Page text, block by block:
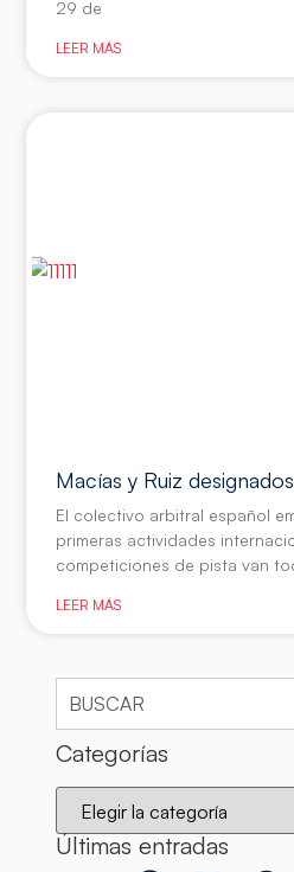
29 de
LEER MÁS
Macías y Ruiz
El colectivo arbitral español
primeras actividades
competiciones de pista van
LEER MÁS
Categorías
Últimas entradas